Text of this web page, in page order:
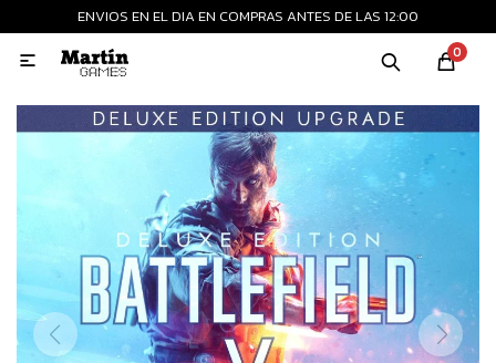
ENVIOS EN EL DIA EN COMPRAS ANTES DE LAS 12:00
0

MI CUENTA
Consolas recertificadas
Juegos